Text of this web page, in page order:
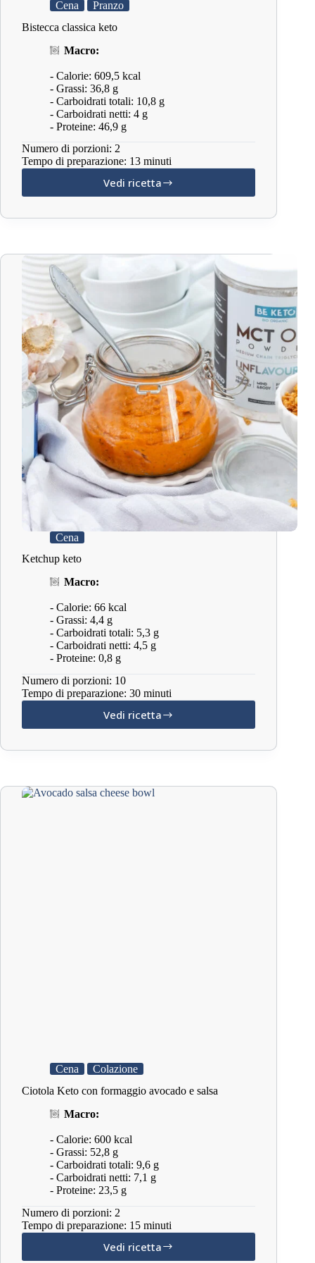
Cena
Pranzo
Bistecca classica keto
Macro:
- Calorie: 609,5 kcal
- Grassi: 36,8 g
- Carboidrati totali: 10,8 g
- Carboidrati netti: 4 g
- Proteine: 46,9 g
Numero di porzioni: 2
Tempo di preparazione: 13 minuti
Vedi ricetta
Bistecca
keto
Cena
Ketchup keto
Macro:
- Calorie: 66 kcal
- Grassi: 4,4 g
- Carboidrati totali: 5,3 g
- Carboidrati netti: 4,5 g
- Proteine: 0,8 g
Numero di porzioni: 10
Tempo di preparazione: 30 minuti
Vedi ricetta
Ketchup
Cena
Colazione
Ciotola Keto con formaggio avocado e salsa
Macro:
- Calorie: 600 kcal
- Grassi: 52,8 g
- Carboidrati totali: 9,6 g
- Carboidrati netti: 7,1 g
- Proteine: 23,5 g
Numero di porzioni: 2
Tempo di preparazione: 15 minuti
Vedi ricetta
Ciotola